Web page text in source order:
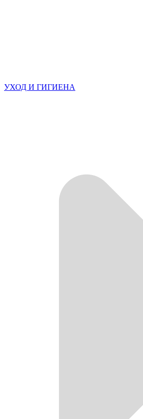
УХОД И ГИГИЕНА